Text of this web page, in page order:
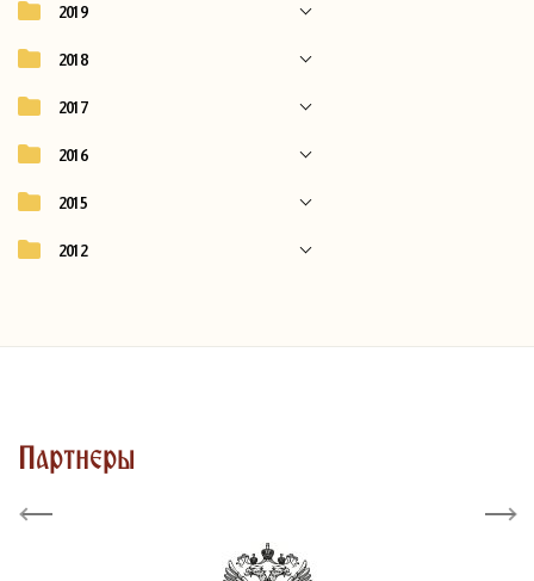
2019
2018
2017
2016
2015
2012
Партнеры
Previous Next